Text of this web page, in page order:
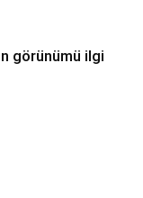
görünümü ilgi